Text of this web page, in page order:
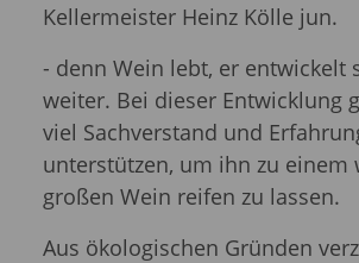
Kellermeister Heinz Kölle jun.
- denn Wein lebt, er entwickelt
weiter. Bei dieser Entwicklung
viel Sachverstand und
unterstützen, um ihn zu einem
großen Wein reifen zu lassen.
Aus ökologischen Gründen